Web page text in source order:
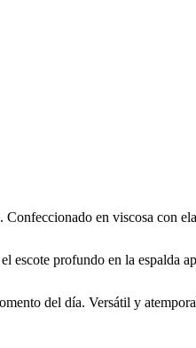
en viscosa con
escote profundo en la espalda
del día. Versátil y